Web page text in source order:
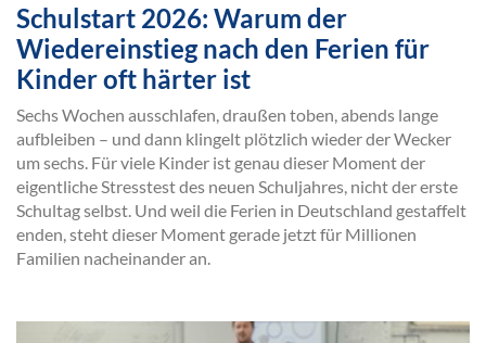
Schulstart 2026: Warum der
Wiedereinstieg nach den Ferien für
Kinder oft härter ist
Sechs Wochen ausschlafen, draußen toben, abends lange
aufbleiben – und dann klingelt plötzlich wieder der Wecker
um sechs. Für viele Kinder ist genau dieser Moment der
eigentliche Stresstest des neuen Schuljahres, nicht der erste
Schultag selbst. Und weil die Ferien in Deutschland gestaffelt
enden, steht dieser Moment gerade jetzt für Millionen
Familien nacheinander an.